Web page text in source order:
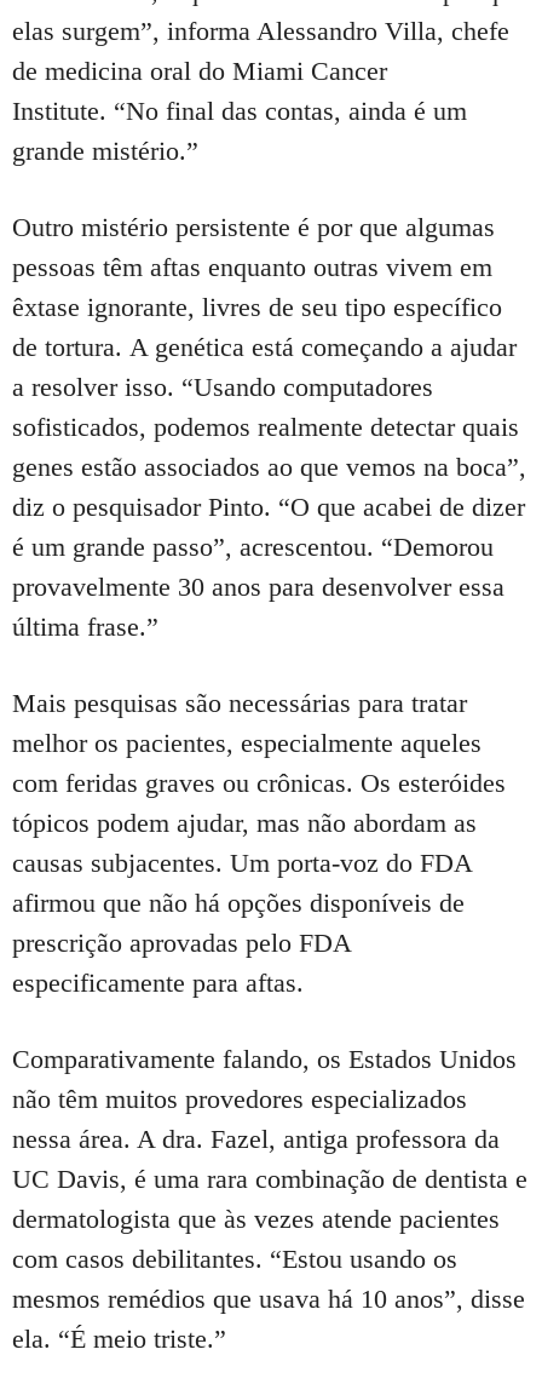
elas surgem”, informa Alessandro Villa, chefe
de medicina oral do Miami Cancer
Institute. “No final das contas, ainda é um
grande mistério.”
Outro mistério persistente é por que algumas
pessoas têm aftas enquanto outras vivem em
êxtase ignorante, livres de seu tipo específico
de tortura. A genética está começando a ajudar
a resolver isso. “Usando computadores
sofisticados, podemos realmente detectar quais
genes estão associados ao que vemos na boca”,
diz o pesquisador Pinto. “O que acabei de dizer
é um grande passo”, acrescentou. “Demorou
provavelmente 30 anos para desenvolver essa
última frase.”
Mais pesquisas são necessárias para tratar
melhor os pacientes, especialmente aqueles
com feridas graves ou crônicas. Os esteróides
tópicos podem ajudar, mas não abordam as
causas subjacentes. Um porta-voz do FDA
afirmou que não há opções disponíveis de
prescrição aprovadas pelo FDA
especificamente para aftas.
Comparativamente falando, os Estados Unidos
não têm muitos provedores especializados
nessa área. A dra. Fazel, antiga professora da
UC Davis, é uma rara combinação de dentista e
dermatologista que às vezes atende pacientes
com casos debilitantes. “Estou usando os
mesmos remédios que usava há 10 anos”, disse
ela. “É meio triste.”